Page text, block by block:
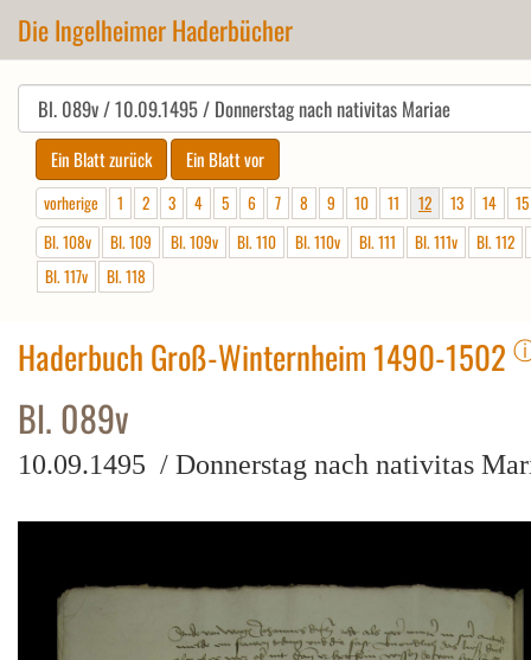
Die Ingelheimer Haderbücher
vorherige 1 2 3 4 5 6 7 8 9 10 11 12 13 14
15
Bl. 108v
Bl. 109 Bl. 109v Bl. 110 Bl. 110v Bl. 111 Bl. 111v
Bl. 112
Bl. 117v
Bl. 118
Haderbuch Groß-Winternheim 1490-1502
Bl. 089v
10.09.1495 / Donnerstag nach nativitas